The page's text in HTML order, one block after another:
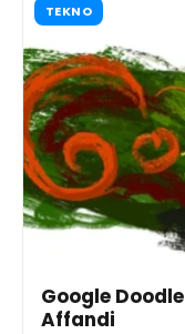
TEKNO
Google
Affandi